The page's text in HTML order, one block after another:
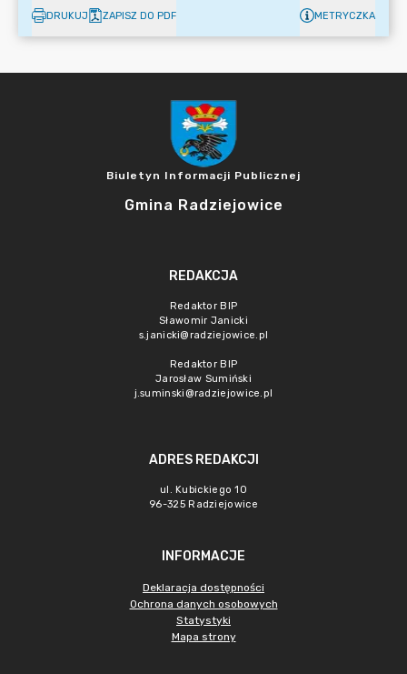
DRUKUJ ZAPISZ DO PDF METRYCZKA
Biuletyn Informacji Publicznej
Gmina Radziejowice
REDAKCJA
Redaktor BIP
Sławomir Janicki
s.janicki@radziejowice.pl
Redaktor BIP
Jarosław Sumiński
j.suminski@radziejowice.pl
ADRES REDAKCJI
ul. Kubickiego 10
96-325 Radziejowice
INFORMACJE
Deklaracja dostępności
Ochrona danych osobowych
Statystyki
Mapa strony